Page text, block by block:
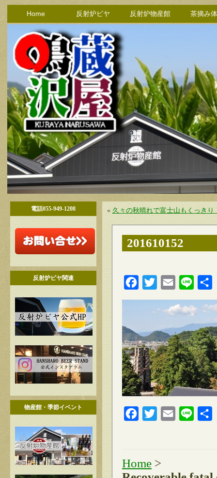
Home 反射炉ビヤ 反射炉物産館 茶摘み
電話055-949-1208
反射炉ビヤ関連
物産館・季節イベント
« 久々の秋晴れで富士山もくっきり
201610152
FacebookTwitter Email Line
FacebookTwitter Email Line
Home >